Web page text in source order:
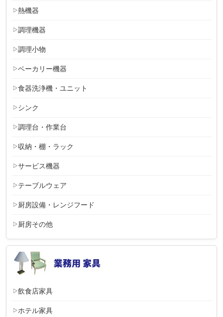
熱機器
調理機器
調理小物
ベーカリー機器
食器洗浄機・ユニット
シンク
調理台・作業台
収納・棚・ラック
サービス機器
テーブルウェア
厨房設備・レンジフード
厨房その他
飲食店家具
ホテル家具